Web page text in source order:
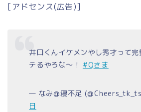
[アドセンス(広告)]
井口くんイケメンやし秀才って
テるやろな～！ #Qさま
— なみ@寝不足
日